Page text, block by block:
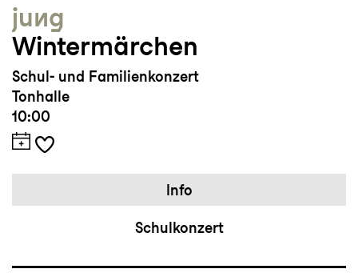
jung
Wintermärchen
Schul- und Familienkonzert
Tonhalle
10:00
Info
Schulkonzert